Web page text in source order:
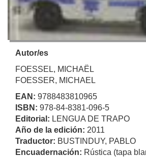
Autor/es
FOESSEL, MICHAËL
FOESSER, MICHAEL
EAN: 9788483810965
ISBN: 978-84-8381-096-5
Editorial: LENGUA DE TRAPO
Año de la edición: 2011
Traductor: BUSTINDUY, PABLO
Encuadernación: Rústica (tapa